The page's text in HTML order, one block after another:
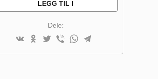
LEGG TIL I
Dele: